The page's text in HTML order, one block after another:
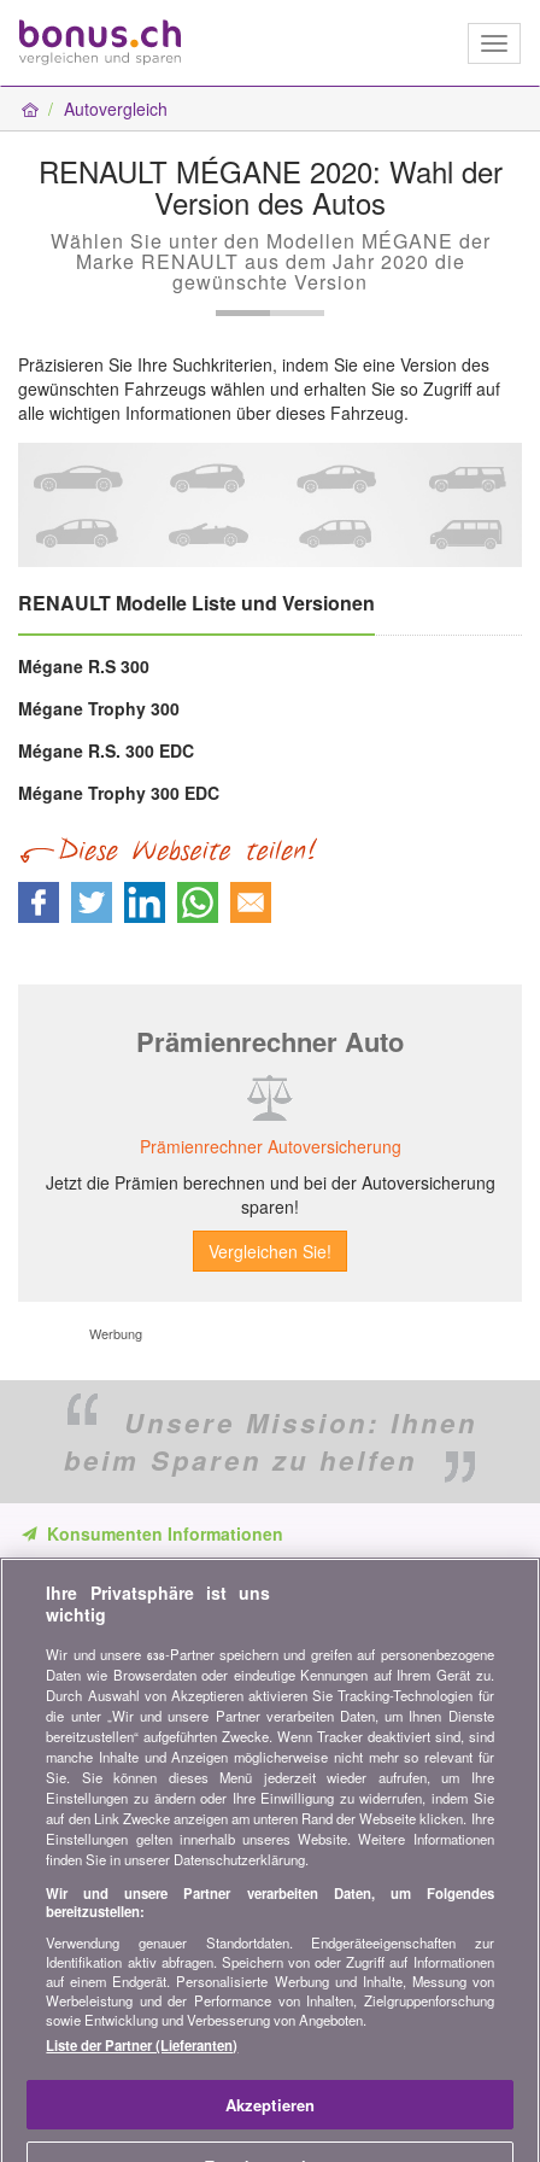
Autovergleich
RENAULT MÉGANE 2020: Wahl der
Version des Autos
Wählen Sie unter den Modellen MÉGANE der
Marke RENAULT aus dem Jahr 2020 die
gewünschte Version
Präzisieren Sie Ihre Suchkriterien, indem Sie eine Version des
gewünschten Fahrzeugs wählen und erhalten Sie so Zugriff auf
alle wichtigen Informationen über dieses Fahrzeug.
RENAULT Modelle Liste und Versionen
Mégane R.S 300
Mégane Trophy 300
Mégane R.S. 300 EDC
Mégane Trophy 300 EDC
Prämienrechner Auto
Prämienrechner Autoversicherung
Jetzt die Prämien berechnen und bei der Autoversicherung
sparen!
Werbung
Unsere Mission: Ihnen
beim Sparen zu helfen
Konsumenten Informationen
unsere Vergleiche, Ratschläge und Tipps in den Bereichen
Versicherung, Finanzen, Konsumgüter und vieles mehr...
Newsletter bestellen
Treten Sie unserer Community bei
Bleiben Sie auf dem neuesten Stand, finden Sie alle Ratschläge
und Tipps zum Sparen auf:
Wissenswertes über bonus.ch
Wer ist bonus.ch? Wie funktionieren die Vergleiche?
Presseanfragen, Partnerschaften, Werbung...
Alle Informationen über bonus.ch
Home
Ihre Privatsphäre ist uns
wichtig
Wir und unsere 638-Partner speichern und greifen auf personenbezogene
Daten wie Browserdaten oder eindeutige Kennungen auf Ihrem Gerät zu.
Durch Auswahl von Akzeptieren aktivieren Sie Tracking-Technologien für
die unter „Wir und unsere Partner verarbeiten Daten, um Ihnen Dienste
bereitzustellen“ aufgeführten Zwecke. Wenn Tracker deaktiviert sind, sind
manche Inhalte und Anzeigen möglicherweise nicht mehr so relevant für
Sie. Sie können dieses Menü jederzeit wieder aufrufen, um Ihre
Einstellungen zu ändern oder Ihre Einwilligung zu widerrufen, indem Sie
auf den Link Zwecke anzeigen am unteren Rand der Webseite klicken. Ihre
Einstellungen gelten innerhalb unseres Website. Weitere Informationen
finden Sie in unserer Datenschutzerklärung.
Wir und unsere Partner verarbeiten Daten, um Folgendes
bereitzustellen:
Verwendung genauer Standortdaten. Endgeräteeigenschaften zur
Identifikation aktiv abfragen. Speichern von oder Zugriff auf Informationen
auf einem Endgerät. Personalisierte Werbung und Inhalte, Messung von
Werbeleistung und der Performance von Inhalten, Zielgruppenforschung
sowie Entwicklung und Verbesserung von Angeboten.
Liste der Partner (Lieferanten)
Akzeptieren